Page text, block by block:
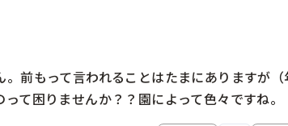
前もって言われることはたまにありますが（
て困りませんか？？園によって色々ですね。